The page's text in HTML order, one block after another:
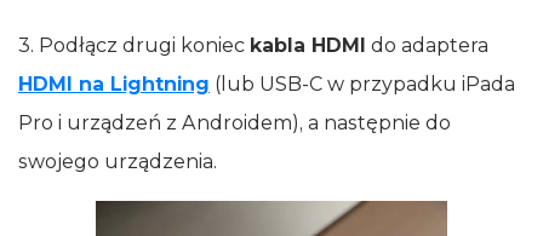
3. Podłącz drugi koniec kabla HDMI do adaptera
HDMI na Lightning (lub USB-C w przypadku iPada
Pro i urządzeń z Androidem), a następnie do
swojego urządzenia.